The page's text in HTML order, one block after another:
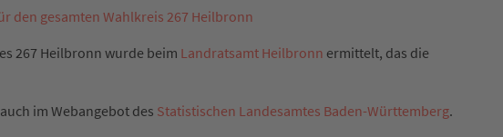
den gesamten Wahlkreis 267 Heilbronn
267 Heilbronn wurde beim Landratsamt Heilbronn ermittelt, das die
im Webangebot des Statistischen Landesamtes Baden-Württemberg.